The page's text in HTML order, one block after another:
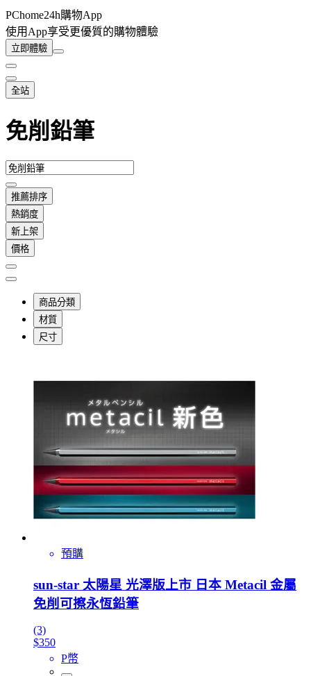
PChome24h購物App
使用App享受更優質的購物體驗
立即體驗
全站
免削鉛筆
推薦排序
熱銷度
新上架
價格
商品分類
材質
尺寸
預購
sun-star 太陽星 光澤版上市 日本 Metacil 金屬
免削可擦永恆鉛筆
(3)
$350
P幣